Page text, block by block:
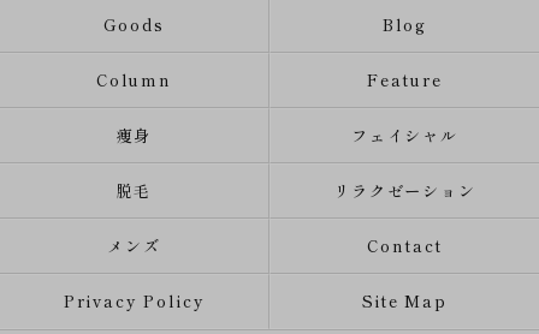
Goods Blog
Column Feature
痩身 フェイシャル
脱毛 リラクゼーション
メンズ Contact
Privacy Policy Site Map